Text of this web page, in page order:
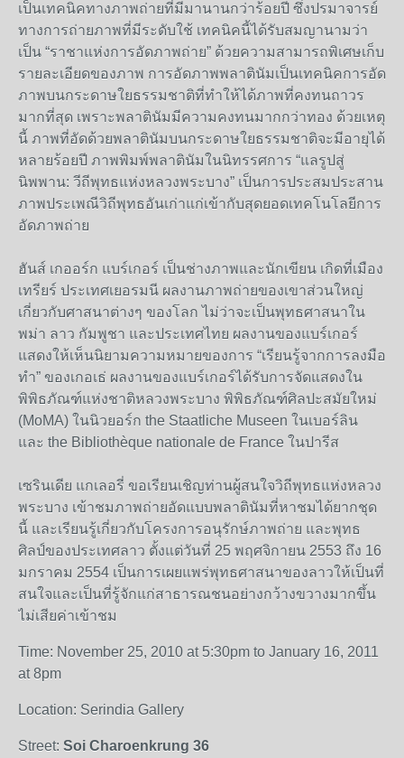
เป็นเทคนิคทางภาพถ่ายที่มีมานานกว่าร้อยปี ซึ่งปรมาจารย์
ทางการถ่ายภาพที่มีระดับใช้ เทคนิคนี้ได้รับสมญานามว่า
เป็น “ราชาแห่งการอัดภาพถ่าย” ด้วยความสามารถพิเศษเก็บ
รายละเอียดของภาพ การอัดภาพพลาตินัมเป็นเทคนิคการอัด
ภาพบนกระดาษใยธรรมชาติที่ทำให้ได้ภาพที่คงทนถาวร
มากที่สุด เพราะพลาตินัมมีความคงทนมากกว่าทอง ด้วยเหตุ
นี้ ภาพที่อัดด้วยพลาตินัมบนกระดาษใยธรรมชาติจะมีอายุได้
หลายร้อยปี ภาพพิมพ์พลาตินัมในนิทรรศการ “แลรูปสู่
นิพพาน: วีถีพุทธแห่งหลวงพระบาง” เป็นการประสมประสาน
ภาพประเพณีวิถีพุทธอันเก่าแก่เข้ากับสุดยอดเทคโนโลยีการ
อัดภาพถ่าย
ฮันส์ เกออร์ก แบร์เกอร์ เป็นช่างภาพและนักเขียน เกิดที่เมือง
เทรียร์ ประเทศเยอรมนี ผลงานภาพถ่ายของเขาส่วนใหญ่
เกี่ยวกับศาสนาต่างๆ ของโลก ไม่ว่าจะเป็นพุทธศาสนาใน
พม่า ลาว กัมพูชา และประเทศไทย ผลงานของแบร์เกอร์
แสดงให้เห็นนิยามความหมายของการ “เรียนรู้จากการลงมือ
ทำ” ของเกอเธ่ ผลงานของแบร์เกอร์ได้รับการจัดแสดงใน
พิพิธภัณฑ์แห่งชาติหลวงพระบาง พิพิธภัณฑ์ศิลปะสมัยใหม่
(MoMA) ในนิวยอร์ก the Staatliche Museen ในเบอร์ลิน
และ the Bibliothèque nationale de France ในปารีส
เซรินเดีย แกเลอรี่ ขอเรียนเชิญท่านผู้สนใจวิถีพุทธแห่งหลวง
พระบาง เข้าชมภาพถ่ายอัดแบบพลาตินัมที่หาชมได้ยากชุด
นี้ และเรียนรู้เกี่ยวกับโครงการอนุรักษ์ภาพถ่าย และพุทธ
ศิลป์ของประเทศลาว ตั้งแต่วันที่ 25 พฤศจิกายน 2553 ถึง 16
มกราคม 2554 เป็นการเผยแพร่พุทธศาสนาของลาวให้เป็นที่
สนใจและเป็นที่รู้จักแก่สาธารณชนอย่างกว้างขวางมากขึ้น
ไม่เสียค่าเข้าชม
Time: November 25, 2010 at 5:30pm to January 16, 2011
at 8pm
Location: Serindia Gallery
Street: Soi Charoenkrung 36